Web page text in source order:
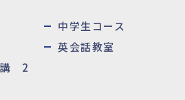
中学生コース
講 2
英会話教室